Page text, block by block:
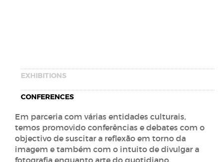
EXHIBITIONS
CONFERENCES
Em parceria com várias entidades culturais,
temos promovido conferências e debates com o
objectivo de suscitar a reflexão em torno da
imagem e também com o intuito de divulgar a
fotografia enquanto arte do quotidiano.